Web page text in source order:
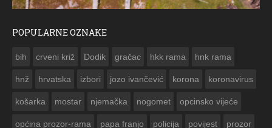
POPULARNE OZNAKE
bih crveni križ Dodik gračac hkk rama hnk rama
hnž hrvatska izbori jozo ivančević korona koronavirus
košarka mostar njemačka nogomet opcinsko vijeće
općina prozor-rama papa franjo policija povijest prozor